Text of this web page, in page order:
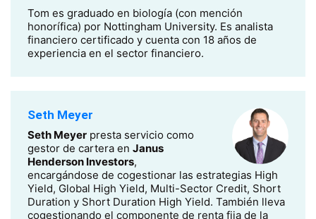
Tom es graduado en biología (con mención
honorífica) por Nottingham University. Es analista
financiero certificado y cuenta con 18 años de
experiencia en el sector financiero.
Seth Meyer
Seth Meyer presta servicio como
gestor de cartera en Janus
Henderson Investors,
encargándose de cogestionar las estrategias High
Yield, Global High Yield, Multi-Sector Credit, Short
Duration y Short Duration High Yield. También lleva
cogestionando el componente de renta fija de la